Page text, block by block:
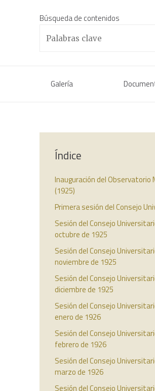
Búsqueda de contenidos
Galería
Índice
Inauguración del Observatorio
(1925)
Primera sesión del Consejo
Sesión del Consejo
octubre de 1925
Sesión del Consejo
noviembre de 1925
Sesión del Consejo
diciembre de 1925
Sesión del Consejo
enero de 1926
Sesión del Consejo
febrero de 1926
Sesión del Consejo
marzo de 1926
Sesión del Consejo